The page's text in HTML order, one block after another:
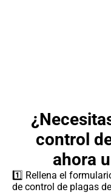
control
ahora
1️⃣ Rellena el
de control de plagas